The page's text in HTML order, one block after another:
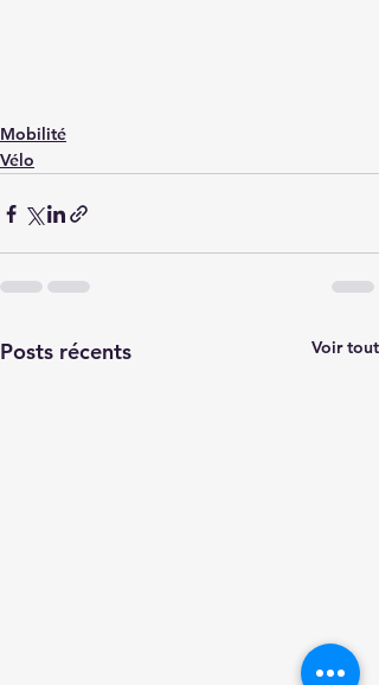
Mobilité
Vélo
Posts récents Voir tout